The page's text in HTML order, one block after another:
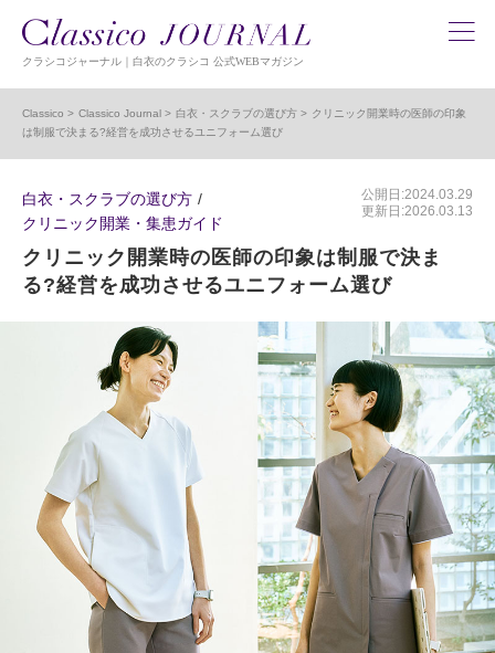
クラシコジャーナル｜白衣のクラシコ 公式WEBマガジン
Classico Classico Journal 白衣・スクラブの選び方
クリニック開業時の医師の印象
は制服で決まる?経営を成功させるユニフォーム選び
白衣・スクラブの選び方
クリニック開業・集患ガイド
公開日:2024.03.29
更新日:2026.03.13
クリニック開業時の医師の印象は制服で決ま
る?経営を成功させるユニフォーム選び